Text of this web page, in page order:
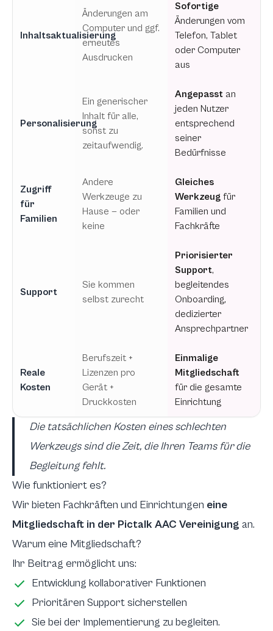
Inhaltsaktualisierung
Änderungen am
Computer und ggf.
erneutes
Ausdrucken
Sofortige
Änderungen vom
Telefon, Tablet
oder Computer
aus
Personalisierung
Ein generischer
Inhalt für alle,
sonst zu
zeitaufwendig.
Angepasst an
jeden Nutzer
entsprechend
seiner
Bedürfnisse
Zugriff
für
Familien
Andere
Werkzeuge zu
Hause — oder
keine
Gleiches
Werkzeug für
Familien und
Fachkräfte
Support
Sie kommen
selbst zurecht
Priorisierter
Support,
begleitendes
Onboarding,
dedizierter
Ansprechpartner
Reale
Kosten
Berufszeit +
Lizenzen pro
Gerät +
Druckkosten
Einmalige
Mitgliedschaft
für die gesamte
Einrichtung
Die tatsächlichen Kosten eines schlechten
Werkzeugs sind die Zeit, die Ihren Teams für die
Begleitung fehlt.
Wie funktioniert es?
Wir bieten Fachkräften und Einrichtungen eine
Mitgliedschaft in der Pictalk AAC Vereinigung an.
Warum eine Mitgliedschaft?
Ihr Beitrag ermöglicht uns:
Entwicklung kollaborativer Funktionen
Prioritären Support sicherstellen
Sie bei der Implementierung zu begleiten.